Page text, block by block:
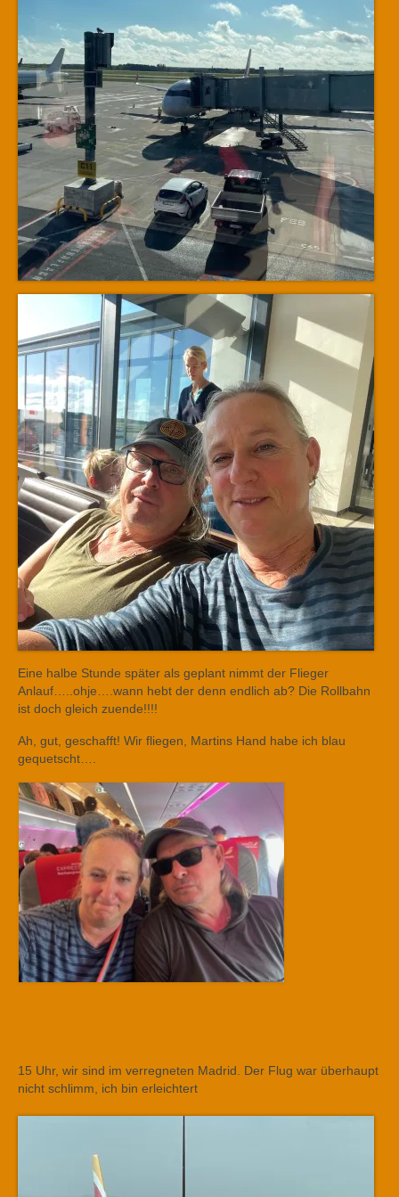
Eine halbe Stunde später als geplant nimmt der Flieger
Anlauf…..ohje….wann hebt der denn endlich ab? Die Rollbahn
ist doch gleich zuende!!!!
Ah, gut, geschafft! Wir fliegen, Martins Hand habe ich blau
gequetscht….
15 Uhr, wir sind im verregneten Madrid. Der Flug war überhaupt
nicht schlimm, ich bin erleichtert